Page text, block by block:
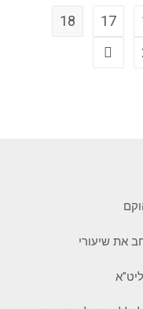
17
18
את שיעורי